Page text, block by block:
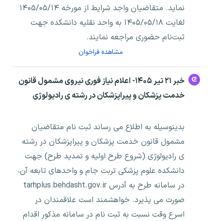
نماید. متقاضیان واجد شرایط از مورخه ۱۴۰۵/۰۵/۱۴
لغایت ۱۴۰۵/۰۵/۱۸ به واحد نقلیه دانشکده جهت
ثبت‌نام حضوری مراجعه نمایند.
مشاهده فراخوان
خبر ۲۱ تیر ۱۴۰۵- اعلام نیاز فوری نیروی مشمول قانون
خدمت پزشکان و پیراپزشکان در رشته ی رادیولوژی
بدینوسیله به اطلاع می رساند ثبت نام متقاضیان
مشمول قانون خدمت پزشکان و پیراپزشکان در رشته
ی رادیولوژی (شروع طرح اولیه و تمدید طرح) جهت
دانشکده علوم پزشکی تربت جام و واحدهای تابعه آن،
در سامانه طرح به آدرس tarhplus.behdasht.gov.ir
صورت می پذیرد. خواهشمند است علاقمندان در
اسرع وقت نسبت به ثبت نام در سامانه مذکور اقدام